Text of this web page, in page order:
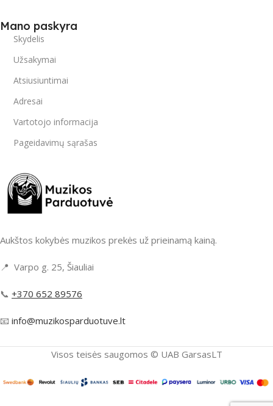
Mano paskyra
Skydelis
Užsakymai
Atsiusiuntimai
Adresai
Vartotojo informacija
Pageidavimų sąrašas
Aukštos kokybės muzikos prekės už prieinamą kainą.
📍 Varpo g. 25, Šiauliai
📞 +370 652 89576
📧 info@muzikosparduotuve.lt
Visos teisės saugomos ©️ UAB GarsasLT